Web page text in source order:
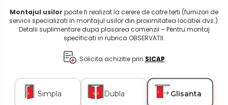
Montajul usilor poate fi realizat la cerere de catre terti (furnizori de
servicii specializati in montajul usilor din proximitatea locatiei dvs.).
Detalii suplimentare dupa plasarea comenzii – Pentru montaj
specificati in rubrica OBSERVATII.
Solicita achizitie prin SICAP
Simpla Dubla Glisanta